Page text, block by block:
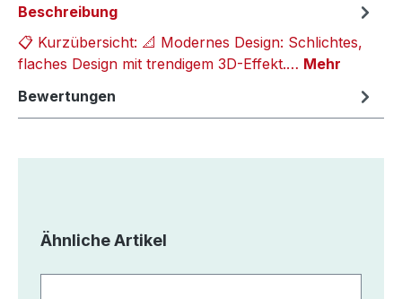
Beschreibung
📋 Kurzübersicht: 📐 Modernes Design: Schlichtes,
flaches Design mit trendigem 3D-Effekt.… Mehr
Bewertungen
Produktgalerie überspringen
Ähnliche Artikel